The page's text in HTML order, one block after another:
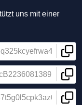
uns mit einer